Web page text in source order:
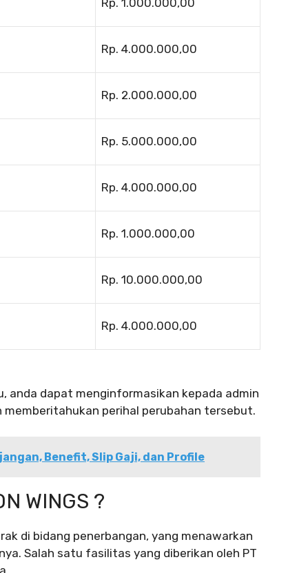
Rp. 1.000.000,00
Rp. 4.000.000,00
Rp. 2.000.000,00
Rp. 5.000.000,00
Rp. 4.000.000,00
Rp. 1.000.000,00
Rp. 10.000.000,00
Rp. 4.000.000,00
dapat menginformasikan kepada admin
perihal perubahan tersebut.
Benefit, Slip Gaji, dan Profile
WINGS ?
di bidang penerbangan, yang menawarkan
Salah satu fasilitas yang diberikan oleh PT